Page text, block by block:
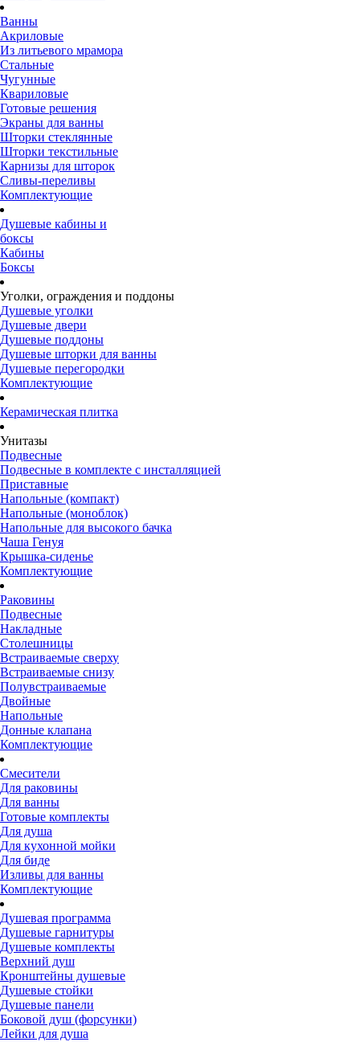
Ванны
Акриловые
Из литьевого мрамора
Стальные
Чугунные
Квариловые
Готовые решения
Экраны для ванны
Шторки стеклянные
Шторки текстильные
Карнизы для шторок
Сливы-переливы
Комплектующие
Душевые кабины и
боксы
Кабины
Боксы
Уголки, ограждения и поддоны
Душевые уголки
Душевые двери
Душевые поддоны
Душевые шторки для ванны
Душевые перегородки
Комплектующие
Керамическая плитка
Унитазы
Подвесные
Подвесные в комплекте с инсталляцией
Приставные
Напольные (компакт)
Напольные (моноблок)
Напольные для высокого бачка
Чаша Генуя
Крышка-сиденье
Комплектующие
Раковины
Подвесные
Накладные
Столешницы
Встраиваемые сверху
Встраиваемые снизу
Полувстраиваемые
Двойные
Напольные
Донные клапана
Комплектующие
Смесители
Для раковины
Для ванны
Готовые комплекты
Для душа
Для кухонной мойки
Для биде
Изливы для ванны
Комплектующие
Душевая программа
Душевые гарнитуры
Душевые комплекты
Верхний душ
Кронштейны душевые
Душевые стойки
Душевые панели
Боковой душ (форсунки)
Лейки для душа